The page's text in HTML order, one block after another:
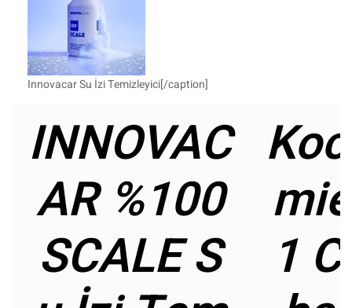
Innovacar Su İzi Temizleyici[/caption]
INNOVAC
AR %100
SCALE S
1